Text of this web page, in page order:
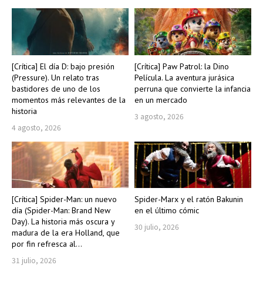
[Crítica] El día D: bajo presión
(Pressure). Un relato tras
bastidores de uno de los
momentos más relevantes de la
historia
4 agosto, 2026
[Crítica] Paw Patrol: la Dino
Película. La aventura jurásica
perruna que convierte la infancia
en un mercado
3 agosto, 2026
[Crítica] Spider-Man: un nuevo
día (Spider-Man: Brand New
Day). La historia más oscura y
madura de la era Holland, que
por fin refresca al...
31 julio, 2026
Spider-Marx y el ratón Bakunin
en el último cómic
30 julio, 2026